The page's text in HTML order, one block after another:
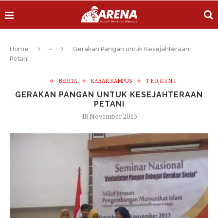
Home -
Gerakan Pangan untuk Kesejahteraan
Petani
- BERITA KABAR KAMPUS T E R K I N I
GERAKAN PANGAN UNTUK KESEJAHTERAAN
PETANI
18 November 2013